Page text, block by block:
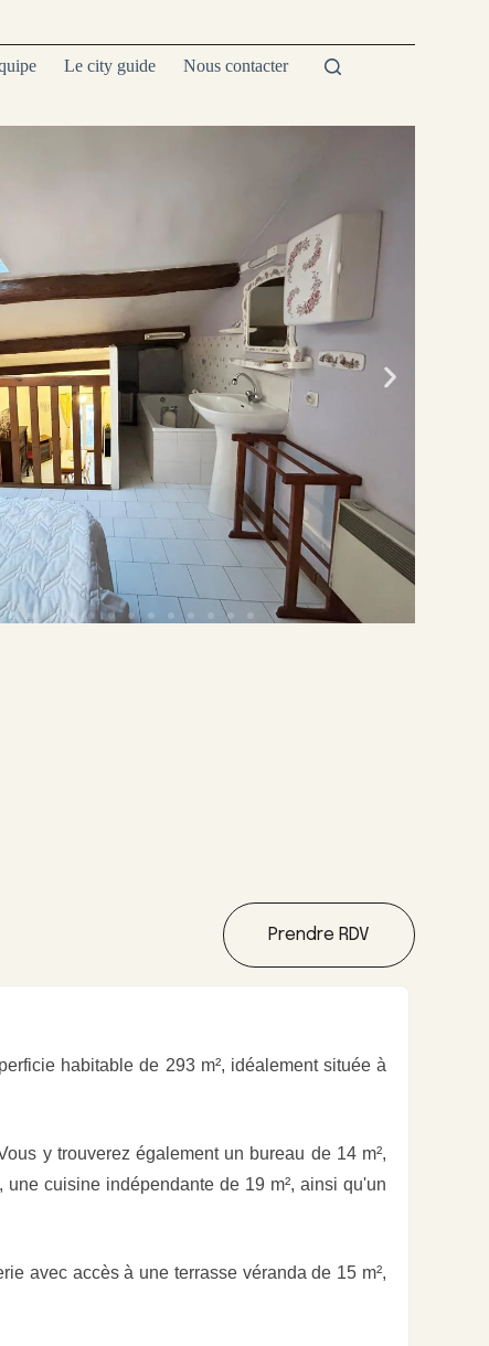
Le city guide Nous contacter
Prendre RDV
habitable de 293 m², idéalement située à
y trouverez également un bureau de 14 m²,
cuisine indépendante de 19 m², ainsi qu'un
avec accès à une terrasse véranda de 15 m²,